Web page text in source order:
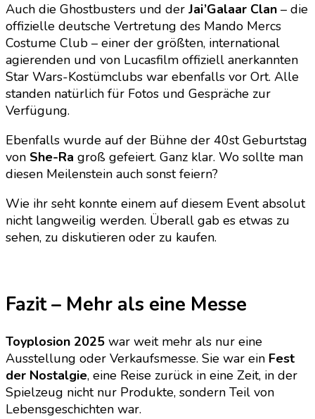
Auch die Ghostbusters und der Jai’Galaar Clan – die
offizielle deutsche Vertretung des Mando Mercs
Costume Club – einer der größten, international
agierenden und von Lucasfilm offiziell anerkannten
Star Wars-Kostümclubs war ebenfalls vor Ort. Alle
standen natürlich für Fotos und Gespräche zur
Verfügung.
Ebenfalls wurde auf der Bühne der 40st Geburtstag
von She-Ra groß gefeiert. Ganz klar. Wo sollte man
diesen Meilenstein auch sonst feiern?
Wie ihr seht konnte einem auf diesem Event absolut
nicht langweilig werden. Überall gab es etwas zu
sehen, zu diskutieren oder zu kaufen.
Fazit – Mehr als eine Messe
Toyplosion 2025 war weit mehr als nur eine
Ausstellung oder Verkaufsmesse. Sie war ein Fest
der Nostalgie, eine Reise zurück in eine Zeit, in der
Spielzeug nicht nur Produkte, sondern Teil von
Lebensgeschichten war.